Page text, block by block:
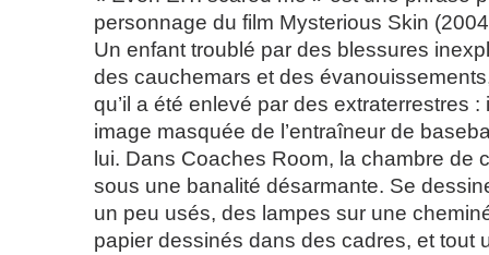
personnage du film Mysterious Skin
Un enfant troublé par des blessures
des cauchemars et des
qu’il a été enlevé par des extraterrestres :
image masquée de l’entraîneur de
lui. Dans Coaches Room, la chambre de
sous une banalité désarmante. Se
un peu usés, des lampes sur une
papier dessinés dans des cadres, et tout